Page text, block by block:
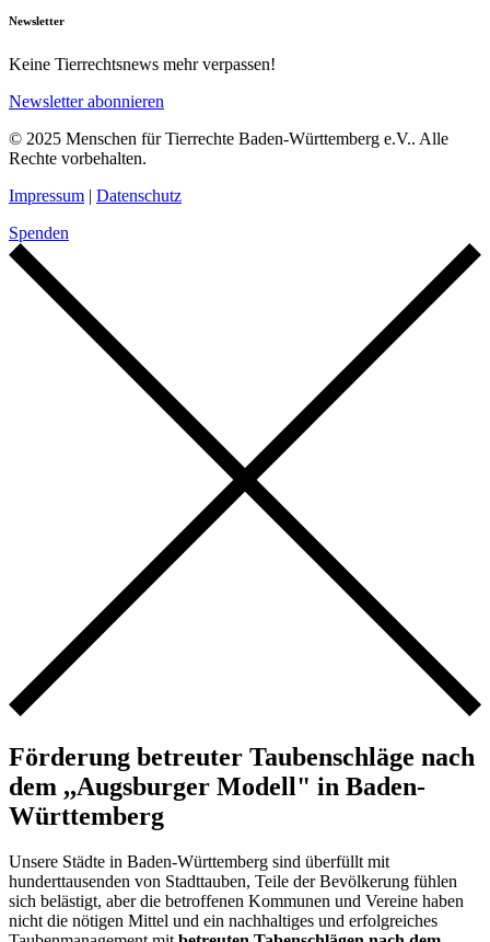
Newsletter
Keine Tierrechtsnews mehr verpassen!
Newsletter abonnieren
© 2025 Menschen für Tierrechte Baden-Württemberg e.V.. Alle
Rechte vorbehalten.
Impressum | Datenschutz
Spenden
Förderung betreuter Taubenschläge nach
dem ,,Augsburger Modell" in Baden-
Württemberg
Unsere Städte in Baden-Württemberg sind überfüllt mit
hunderttausenden von Stadttauben, Teile der Bevölkerung fühlen
sich belästigt, aber die betroffenen Kommunen und Vereine haben
nicht die nötigen Mittel und ein nachhaltiges und erfolgreiches